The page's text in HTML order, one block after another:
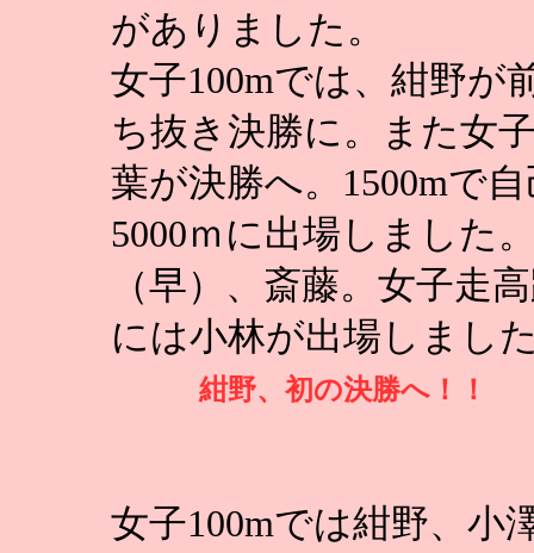
がありました。
女子100mでは、紺野が
ち抜き決勝に。また女
葉が決勝へ。1500mで
5000ｍに出場しました
（早）、斎藤。女子走
には小林が出場しまし
紺野、初の決勝へ！！
女子100mでは紺野、小